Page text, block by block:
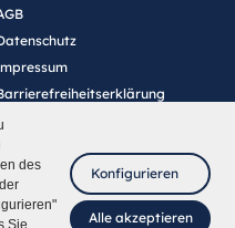
des
Sie
Konfigurieren
Alle akzeptieren
Einstellungen